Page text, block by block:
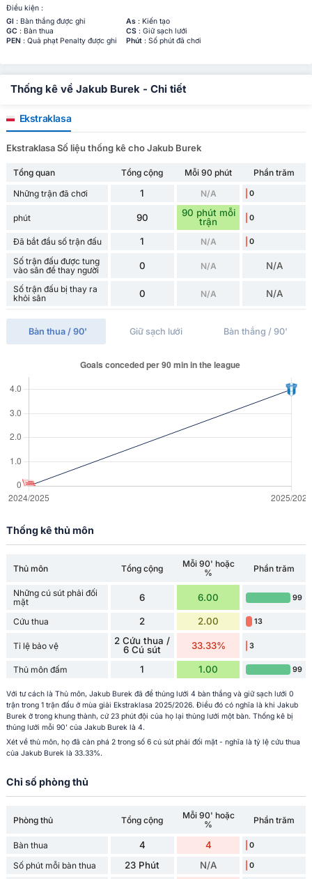
Điều kiện :
Gl : Bàn thắng được ghi As: Kiến tạo
GC : Bàn thua CS: Giữ sạch lưới
PEN: Quả phạt Penalty được ghi Phút: Số phút đã chơi
Thống kê về Jakub Burek - Chi tiết
Ekstraklasa
Ekstraklasa Số liệu thống kê cho Jakub Burek
Tổng quan Tổng cộng Mỗi 90 phút
Phần trăm
Những trận đã chơi
1 N/A 0
phút 90
90 phút mỗi
trận
0
Đã bắt đầu số trận đấu 1 N/A 0
Số trận đấu được tung
vào sân để thay người
0 N/A N/A
Số trận đấu bị thay ra
khỏi sân
0 N/A N/A
Bàn thua / 90' Giữ sạch lưới Bàn thắng / 90'
Thống kê thủ môn
Thủ môn Tổng cộng
Mỗi 90' hoặc
%
Phần trăm
Những cú sút phải đối
mặt
6 6.00 99
Cứu thua 2 2.00 13
Tỉ lệ bảo vệ
2 Cứu thua /
6 Cú sút
33.33% 3
Thủ môn đấm 1 1.00 99
Với tư cách là Thủ môn, Jakub Burek đã để thủng lưới 4 bàn thắng và giữ sạch lưới 0
trận trong 1 trận đấu ở mùa giải Ekstraklasa 2025/2026. Điều đó có nghĩa là khi Jakub
Burek ở trong khung thành, cứ 23 phút đội của họ lại thủng lưới một bàn. Thống kê bị
thủng lưới mỗi 90’ của Jakub Burek là 4.
Xét về thủ môn, họ đã cản phá 2 trong số 6 cú sút phải đối mặt - nghĩa là tỷ lệ cứu thua
của Jakub Burek là 33.33%.
Chỉ số phòng thủ
Phòng thủ Tổng cộng
Mỗi 90' hoặc
%
Phần trăm
Bàn thua 4 4 0
Số phút mỗi bàn thua 23 Phút N/A 0